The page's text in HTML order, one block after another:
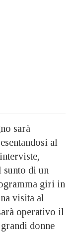
sarà
al
sunto di un
giri in
visita al
operativo il
donne